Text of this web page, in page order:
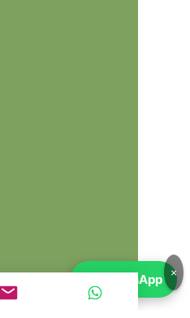
×
WhatsApp